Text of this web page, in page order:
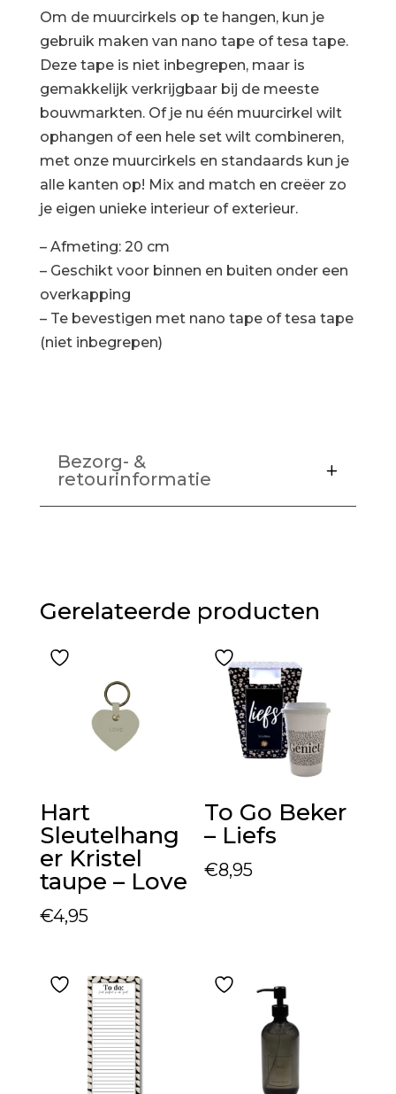
Om de muurcirkels op te hangen, kun je
gebruik maken van nano tape of tesa tape.
Deze tape is niet inbegrepen, maar is
gemakkelijk verkrijgbaar bij de meeste
bouwmarkten. Of je nu één muurcirkel wilt
ophangen of een hele set wilt combineren,
met onze muurcirkels en standaards kun je
alle kanten op! Mix and match en creëer zo
je eigen unieke interieur of exterieur.
– Afmeting: 20 cm
– Geschikt voor binnen en buiten onder een
overkapping
– Te bevestigen met nano tape of tesa tape
(niet inbegrepen)
Bezorg- &
retourinformatie
Gerelateerde producten
Hart
Sleutelhang
er Kristel
taupe – Love
€4,95
To Go Beker
– Liefs
€8,95